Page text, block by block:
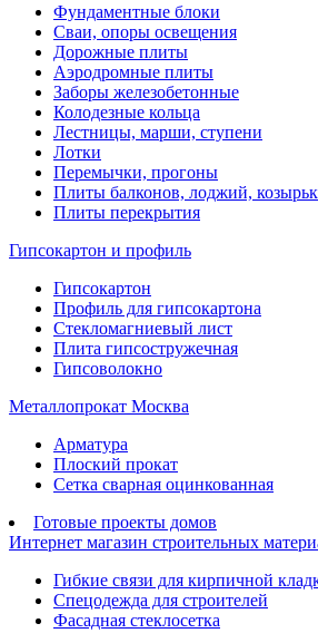
Фундаментные блоки
Сваи, опоры освещения
Дорожные плиты
Аэродромные плиты
Заборы железобетонные
Колодезные кольца
Лестницы, марши, ступени
Лотки
Перемычки, прогоны
Плиты балконов, лоджий,
Плиты перекрытия
Гипсокартон и профиль
Гипсокартон
Профиль для гипсокартона
Стекломагниевый лист
Плита гипсостружечная
Гипсоволокно
Металлопрокат Москва
Арматура
Плоский прокат
Сетка сварная оцинкованная
Готовые проекты домов
Интернет магазин строительных
Гибкие связи для кирпичной
Спецодежда для строителей
Фасадная стеклосетка